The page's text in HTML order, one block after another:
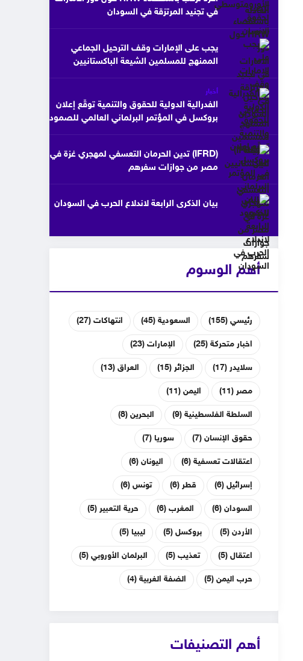
في تجنيد المرتزقة في السودان
يجب على الإمارات وقف الترحيل الجماعي
الممنهج للمسلمين الشيعة الباكستانيين
أخبار
الفدرالية الدولية للحقوق والتنمية توقّع إعلان
بروكسل في المؤتمر البرلماني العالمي للصمود
(IFRD) تدين الحرمان التعسفي لمهجري غزة في
مصر من جوازات سفرهم
بيان الذكرى الرابعة لاندلاع الحرب في السودان
أهم الوسوم
رئيسي(155) السعودية(45) انتهاكات(27)
اخبار متحركة(25) الإمارات(23)
سلايدر (17) الجزائر (15) العراق(13)
مصر (11) اليمن(11)
السلطة الفلسطينية(9) البحرين(8)
حقوق الإنسان(7) سوريا(7)
اعتقالات تعسفية(6) اليونان(6)
إسرائيل(6) قطر (6) تونس(6)
السودان(6) المغرب(6) حرية التعبير (5)
الأردن(5) بروكسل(5) ليبيا(5)
اعتقال(5) تعذيب(5) البرلمان الأوروبي(5)
حرب اليمن(5) الضفة الغربية(4)
أهم التصنيفات